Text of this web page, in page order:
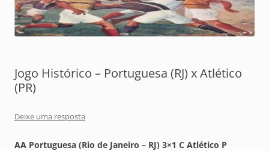
Jogo Histórico – Portuguesa (RJ) x Atlético
(PR)
Deixe uma resposta
AA Portuguesa (Rio de Janeiro – RJ) 3×1 C Atlético P